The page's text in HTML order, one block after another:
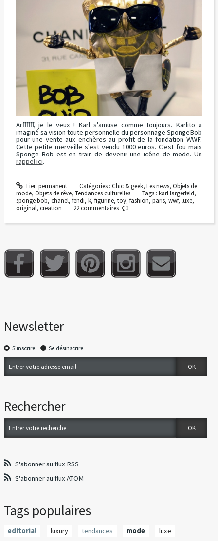
Arffffff, je le veux ! Karl s'amuse comme toujours. Karlito a
imaginé sa vision toute personnelle du personnage SpongeBob
pour une vente aux enchères au profit de la fondation WWF.
Cette petite merveille s'est vendu 1000 euros. C'est fou mais
Sponge Bob est en train de devenir une icône de mode. Un
rappel ici.
Lien permanent Catégories : Chic & geek, Les news, Objets de
mode, Objets de rêve, Tendances culturelles Tags :karl largerfeld,
sponge bob, chanel, fendi, k, figurine, toy, fashion, paris, wwf, luxe,
original, creation 22commentaires
Newsletter
S'inscrire Se désinscrire
Rechercher
S'abonner au flux RSS
S'abonner au flux ATOM
Tags populaires
editorial luxury tendances mode
luxe